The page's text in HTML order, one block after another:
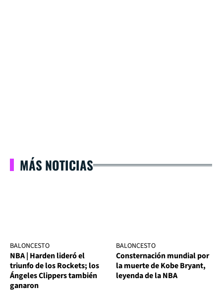
MÁS NOTICIAS
BALONCESTO
NBA | Harden lideró el
triunfo de los Rockets; los
Ángeles Clippers también
ganaron
BALONCESTO
Consternación mundial por
la muerte de Kobe Bryant,
leyenda de la NBA